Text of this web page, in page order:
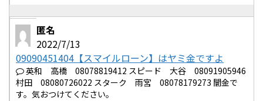
匿名
2022/7/13
09090451404【スマイルローン】はヤミ金ですよ
英和 高橋 08078819412 スピード 大谷 08091905946
村田 08080726022 スターク 雨宮 08078179273 闇金で
す。気おつけてください。